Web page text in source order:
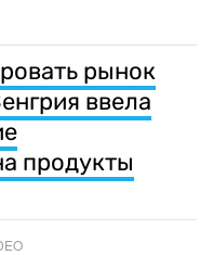
рынок
ввела
продукты